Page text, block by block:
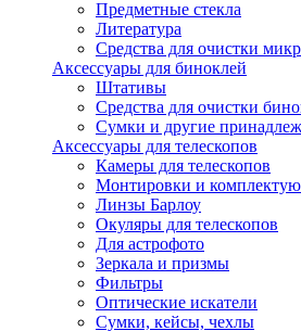
Предметные стекла
Литература
Средства для очистки
Аксессуары для биноклей
Штативы
Средства для очистки
Сумки и другие
Аксессуары для телескопов
Камеры для телескопов
Монтировки и
Линзы Барлоу
Окуляры для телескопов
Для астрофото
Зеркала и призмы
Фильтры
Оптические искатели
Сумки, кейсы, чехлы